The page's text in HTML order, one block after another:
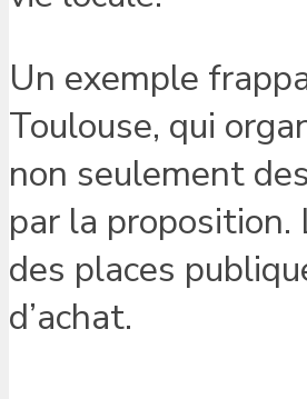
Un exemple
Toulouse, qui
non seulement
par la proposition.
des places
d’achat.